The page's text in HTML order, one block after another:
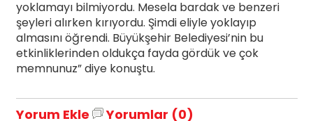
yoklamayı bilmiyordu. Mesela bardak ve benzeri
şeyleri alırken kırıyordu. Şimdi eliyle yoklayıp
almasını öğrendi. Büyükşehir Belediyesi’nin bu
etkinliklerinden oldukça fayda gördük ve çok
memnunuz” diye konuştu.
Yorum Ekle Yorumlar (0)